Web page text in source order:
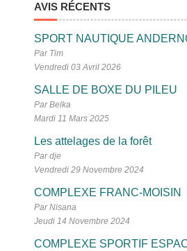
AVIS RÉCENTS
SPORT NAUTIQUE
Par Tim
Vendredi 03 Avril 2026
SALLE DE BOXE DU PILEU
Par Belka
Mardi 11 Mars 2025
Les attelages de la forêt
Par dje
Vendredi 29 Novembre 2024
COMPLEXE FRANC-MOISIN
Par Nisana
Jeudi 14 Novembre 2024
COMPLEXE SPORTIF